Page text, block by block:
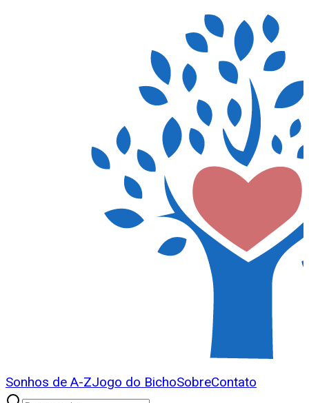
Sonhos de A-ZJogo do BichoSobreContato